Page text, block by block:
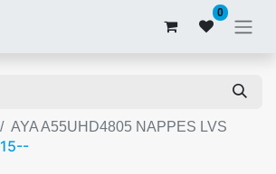
0
AYA A55UHD4805 NAPPES LVS
15--